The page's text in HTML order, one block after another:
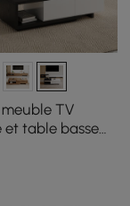
TV
et table basse